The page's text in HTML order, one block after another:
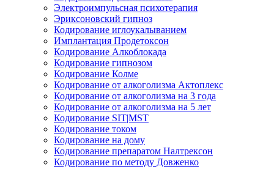
Электроимпульсная психотерапия
Эриксоновский гипноз
Кодирование иглоукалыванием
Имплантация Продетоксон
Кодирование Алкоблокада
Кодирование гипнозом
Кодирование Колме
Кодирование от алкоголизма Актоплекс
Кодирование от алкоголизма на 3 года
Кодирование от алкоголизма на 5 лет
Кодирование SIT|MST
Кодирование током
Кодирование на дому
Кодирование препаратом Налтрексон
Кодирование по методу Довженко